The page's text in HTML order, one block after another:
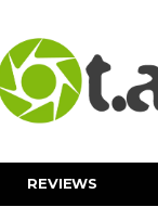
REVIEWS